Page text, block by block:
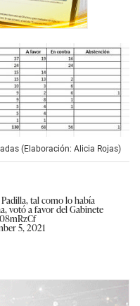
(Elaboración: Alicia Rojas)
tal como lo había
votó a favor del Gabinete
5, 2021